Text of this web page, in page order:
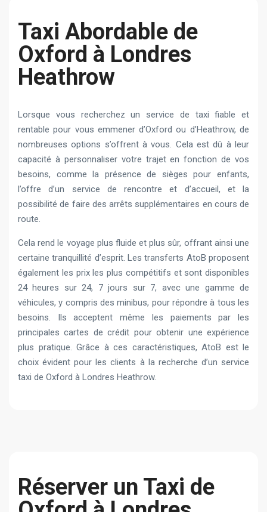
Taxi Abordable de
Oxford à Londres
Heathrow
Lorsque vous recherchez un service de taxi fiable et
rentable pour vous emmener d’Oxford ou d’Heathrow, de
nombreuses options s’offrent à vous. Cela est dû à leur
capacité à personnaliser votre trajet en fonction de vos
besoins, comme la présence de sièges pour enfants,
l’offre d’un service de rencontre et d’accueil, et la
possibilité de faire des arrêts supplémentaires en cours de
route.
Cela rend le voyage plus fluide et plus sûr, offrant ainsi une
certaine tranquillité d’esprit. Les transferts AtoB proposent
également les prix les plus compétitifs et sont disponibles
24 heures sur 24, 7 jours sur 7, avec une gamme de
véhicules, y compris des minibus, pour répondre à tous les
besoins. Ils acceptent même les paiements par les
principales cartes de crédit pour obtenir une expérience
plus pratique. Grâce à ces caractéristiques, AtoB est le
choix évident pour les clients à la recherche d’un service
taxi de Oxford à Londres Heathrow.
Réserver un Taxi de